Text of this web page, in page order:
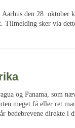
den 28. oktober
Tilmelding sker via
og Panama, som
meget få eller ret
bedebrevene direkte i